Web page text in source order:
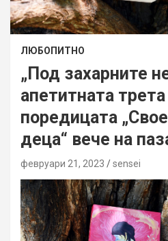
ЛЮБОПИТНО
„Под захарните
апетитната
поредицата
деца“ вече на
февруари 21, 2023 sensei